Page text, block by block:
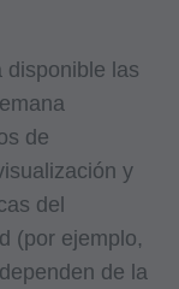
disponible las
de
y
del
(por ejemplo,
de la